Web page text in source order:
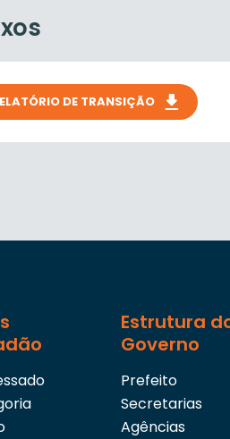
DE TRANSIÇÃO
Estrutura
Governo
Prefeito
Secretarias
Agências